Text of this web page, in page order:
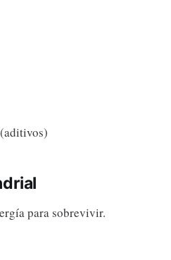
para sobrevivir.